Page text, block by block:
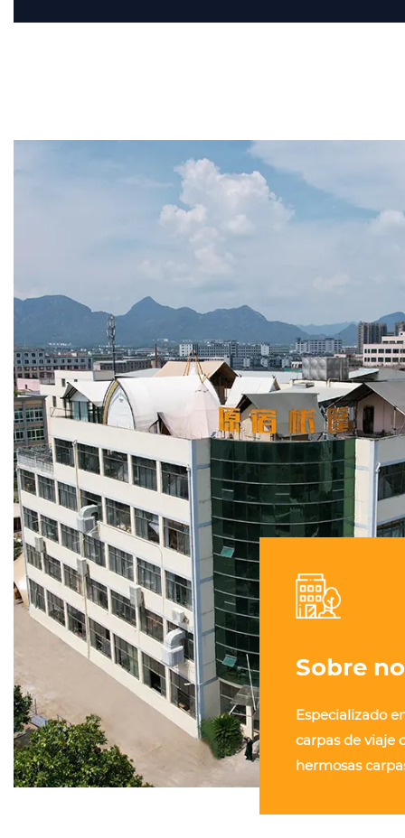
Sobre
Especializado
carpas de viaje
hermosas
exhibición y